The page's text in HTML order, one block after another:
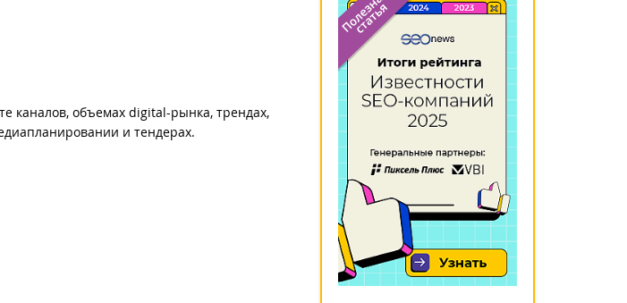
каналов, объемах digital-рынка, трендах,
и тендерах.